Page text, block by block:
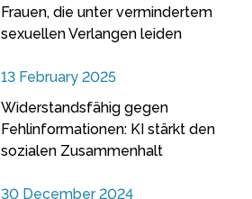
Frauen, die unter vermindertem
sexuellen Verlangen leiden
13 February 2025
Widerstandsfähig gegen
Fehlinformationen: KI stärkt den
sozialen Zusammenhalt
30 December 2024